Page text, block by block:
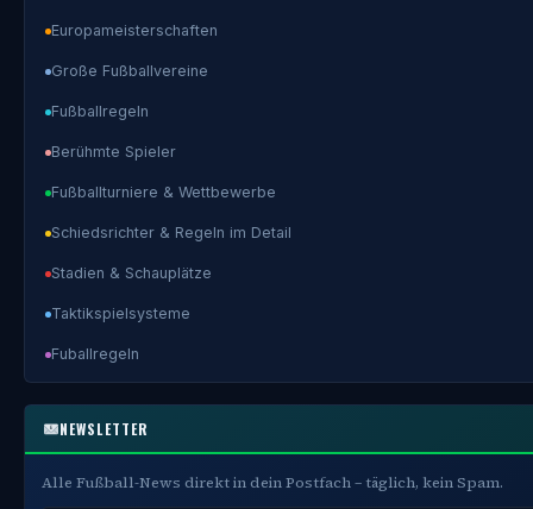
Europameisterschaften
Große Fußballvereine
Fußballregeln
Berühmte Spieler
Fußballturniere & Wettbewerbe
Schiedsrichter & Regeln im Detail
Stadien & Schauplätze
Taktikspielsysteme
Fuballregeln
NEWSLETTER
Alle Fußball-News direkt in dein Postfach – täglich, kein Spam.